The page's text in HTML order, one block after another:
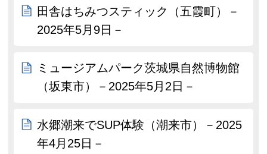
田舎はちみつスティック（五霞町）－
2025年5月9日－
ミュージアムパーク茨城県自然博物館
（坂東市）－2025年5月2日－
水郷潮来でSUP体験（潮来市）－2025
年4月25日－